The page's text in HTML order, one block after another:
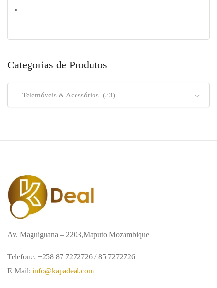
Categorias de Produtos
Telemóveis & Acessórios (33)
Av. Maguiguana – 2203,Maputo,Mozambique
Telefone: +258 87 7272726 / 85 7272726
E-Mail: info@kapadeal.com